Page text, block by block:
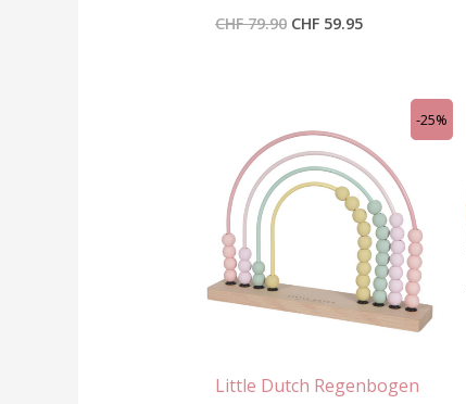
CHF79.90 CHF59.95
-25%
Little Dutch Regenbogen
Preis
war:
CHF 23.90
Aktueller
ist:
CHF 18.00.